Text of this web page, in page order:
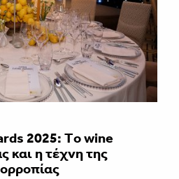
2025: Τo wine
και η τέχνη της